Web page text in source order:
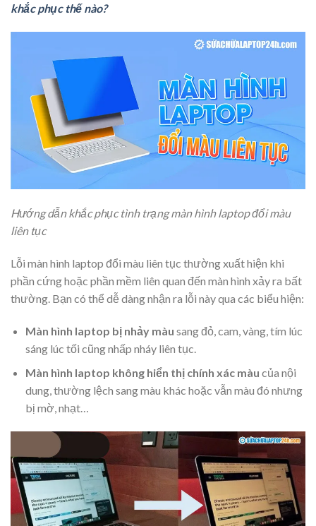
khắc phục thế nào?
Hướng dẫn khắc phục tình trạng màn hình laptop đổi màu
liên tục
Lỗi màn hình laptop đổi màu liên tục thường xuất hiện khi
phần cứng hoặc phần mềm liên quan đến màn hình xảy ra bất
thường. Bạn có thể dễ dàng nhận ra lỗi này qua các biểu hiện:
Màn hình laptop bị nhảy màu sang đỏ, cam, vàng, tím lúc
sáng lúc tối cũng nhấp nháy liên tục.
Màn hình laptop không hiển thị chính xác màu của nội
dung, thường lệch sang màu khác hoặc vẫn màu đó nhưng
bị mờ, nhạt…